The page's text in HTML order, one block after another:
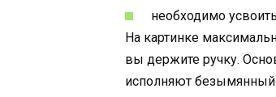
необходимо
На картинке
вы держите ручку.
исполняют